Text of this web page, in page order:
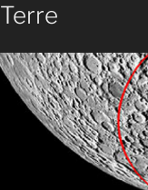
Terre